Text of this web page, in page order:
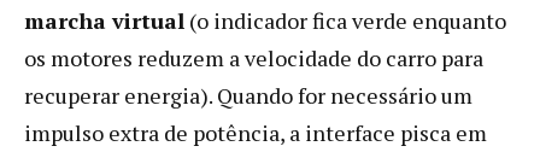
marcha virtual (o indicador fica verde enquanto
os motores reduzem a velocidade do carro para
recuperar energia). Quando for necessário um
impulso extra de potência, a interface pisca em